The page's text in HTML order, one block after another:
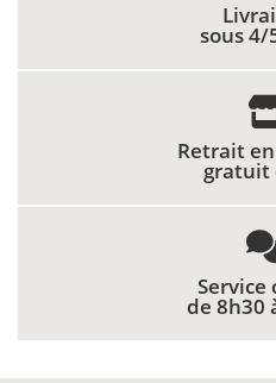
sous 4/
Retrait
gratuit
Service
de 8h30